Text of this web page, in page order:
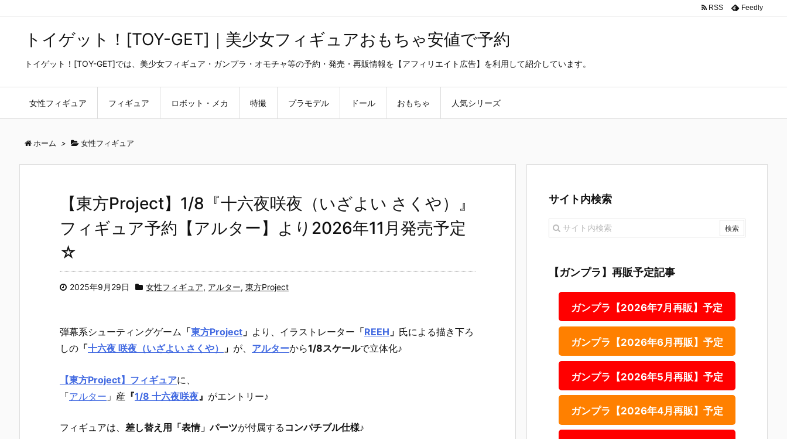
トイゲット！[TOY-GET]｜美少女フィギュアおもちゃ安値で予約
トイゲット！[TOY-GET]では、美少女フィギュア・ガンプラ・オモチャ等の予約・発売・再販情報を【アフィリエイト広告】を利用して紹介しています。
女性フィギュア フィギュア ロボット・メカ 特撮 プラモデル ドール おもちゃ 人気シリーズ
RSS Feedly
ホーム > 女性フィギュア
【東方Project】1/8『十六夜咲夜（いざよい さくや）』
フィギュア予約【アルター】より2026年11月発売予定
☆
2025年9月29日 女性フィギュア, アルター, 東方Project
弾幕系シューティングゲーム 「東方Project 」 より、イラストレーター 「REEH 」 氏による描き下ろ
しの 「十六夜 咲夜（いざよい さくや） 」 が、 アルターから1/8スケールで立体化♪
【東方Project】フィギュアに、
「アルター 」産 『1/8 十六夜咲夜 』 がエントリー♪
フィギュアは、 差し替え用「表情」パーツが付属する コンパチブル仕様♪
サイト内検索
【ガンプラ】再販予定記事
ガンプラ【2026年7月再販】予定
ガンプラ【2026年6月再販】予定
ガンプラ【2026年5月再販】予定
ガンプラ【2026年4月再販】予定